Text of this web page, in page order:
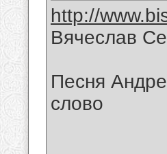
http://
Вячеслав
Песня
слово